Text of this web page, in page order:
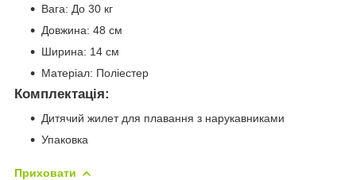
Вага: До 30 кг
Довжина: 48 см
Ширина: 14 см
Матеріал: Поліестер
Комплектація:
Дитячий жилет для плавання з нарукавниками
Упаковка
Приховати